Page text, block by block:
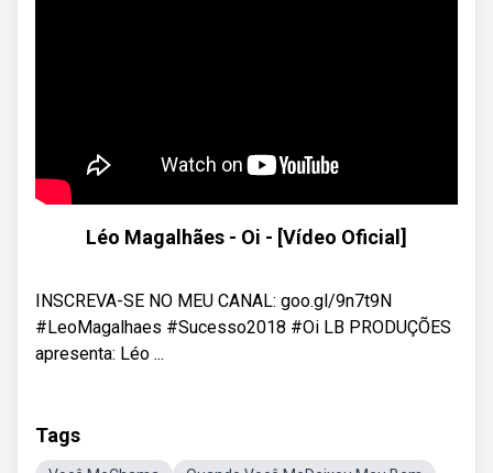
Léo Magalhães - Oi - [Vídeo Oficial]
INSCREVA-SE NO MEU CANAL: goo.gl/9n7t9N
#LeoMagalhaes #Sucesso2018 #Oi LB PRODUÇÕES
apresenta: Léo ...
Tags